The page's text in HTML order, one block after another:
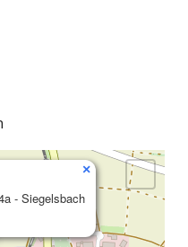
- Siegelsbach
×